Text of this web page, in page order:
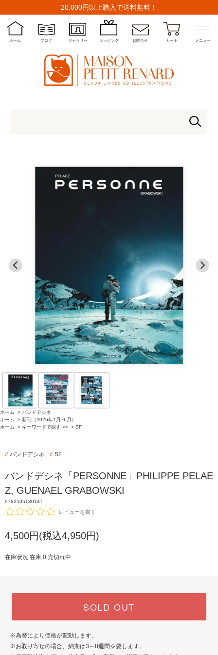
20,000円以上購入で送料無料！
ホーム ブログ ギャラリー ラッピング お問合せ カート メニュー
ホーム > バンドデシネ
ホーム
> 新刊（2026年1月~6月）
ホーム
> キーワードで探す >> > SF
# バンドデシネ # SF
バンドデシネ「PERSONNE」PHILIPPE PELAE
Z, GUENAEL GRABOWSKI
9782505130147
レビューを書く
4,500円(税込4,950円)
在庫状況 在庫 0 売切れ中
SOLD OUT
※為替により価格が変動します。
※お取り寄せの場合、納期は3～8週間を要します。